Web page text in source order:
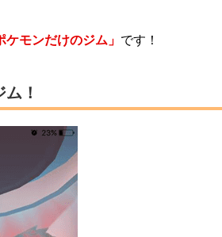
ケモンだけのジム」 です！
！